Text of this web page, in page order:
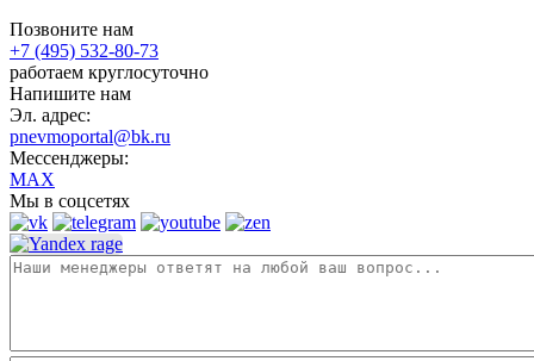
Позвоните нам
+7 (495) 532-80-73
работаем круглосуточно
Напишите нам
Эл. адрес:
pnevmoportal@bk.ru
Мессенджеры:
MAX
Мы в соцсетях